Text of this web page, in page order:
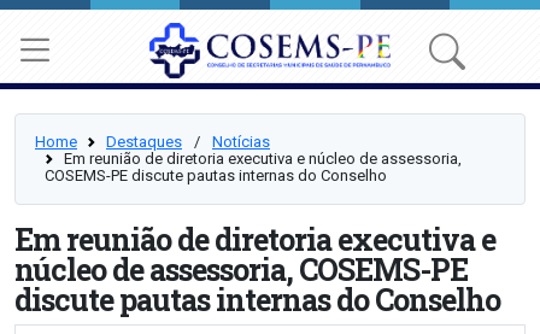
Home Destaques ⠀/⠀ Notícias
Em reunião de diretoria executiva e núcleo de assessoria,
COSEMS-PE discute pautas internas do Conselho
Em reunião de diretoria executiva e
núcleo de assessoria, COSEMS-PE
discute pautas internas do Conselho